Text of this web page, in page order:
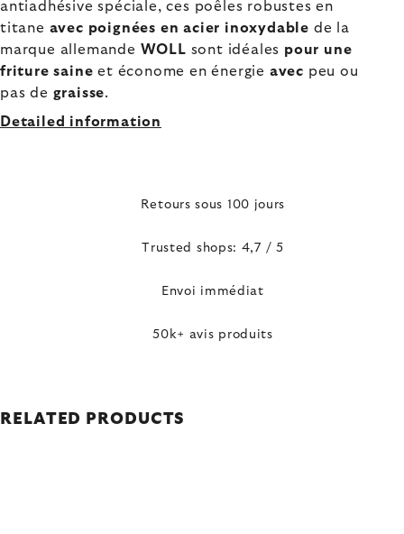
antiadhésive spéciale, ces poêles robustes en
titane avec poignées en acier inoxydable de la
marque allemande WOLL sont idéales pour une
friture saine et économe en énergie avec peu ou
pas de graisse.
Detailed information
Retours sous 100 jours
Trusted shops: 4,7 / 5
Envoi immédiat
50k+ avis produits
RELATED PRODUCTS